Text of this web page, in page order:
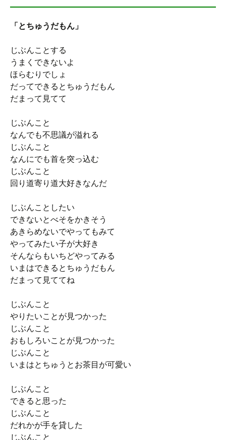
「とちゅうだもん」
じぶんことする
うまくできないよ
ほらむりでしょ
だってできるとちゅうだもん
だまって見てて
じぶんこと
なんでも不思議が溢れる
じぶんこと
なんにでも首を突っ込む
じぶんこと
回り道寄り道大好きなんだ
じぶんことしたい
できないとべそをかきそう
あきらめないでやってもみて
やってみたい子が大好き
そんならもいちどやってみる
いまはできるとちゅうだもん
だまって見ててね
じぶんこと
やりたいことが見つかった
じぶんこと
おもしろいことが見つかった
じぶんこと
いまはとちゅうとお茶目が可愛い
じぶんこと
できると思った
じぶんこと
だれかが手を貸した
じぶんこと